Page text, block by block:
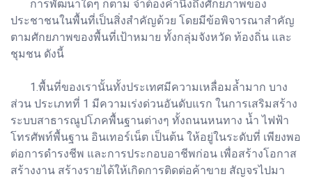
การพัฒนาใดๆ ก็ตาม จำต้องคำนึงถึงศักยภาพของ
ประชาชนในพื้นที่เป็นสิ่งสำคัญด้วย โดยมีข้อพิจารณาสำคัญ
ตามศักยภาพของพื้นที่เป้าหมาย ทั้งกลุ่มจังหวัด ท้องถิ่น และ
ชุมชน ดังนี้
1.พื้นที่ของเรานั้นทั้งประเทศมีความเหลื่อมล้ำมาก บาง
ส่วน ประเภทที่ 1 มีความเร่งด่วนอันดับแรก ในการเสริมสร้าง
ระบบสาธารณูปโภคพื้นฐานต่างๆ ทั้งถนนหนทาง น้ำ ไฟฟ้า
โทรศัพท์พื้นฐาน อินเทอร์เน็ต เป็นต้น ให้อยู่ในระดับที่ เพียงพอ
ต่อการดำรงชีพ และการประกอบอาชีพก่อน เพื่อสร้างโอกาส
สร้างงาน สร้างรายได้ให้เกิดการติดต่อค้าขาย สัญจรไปมา